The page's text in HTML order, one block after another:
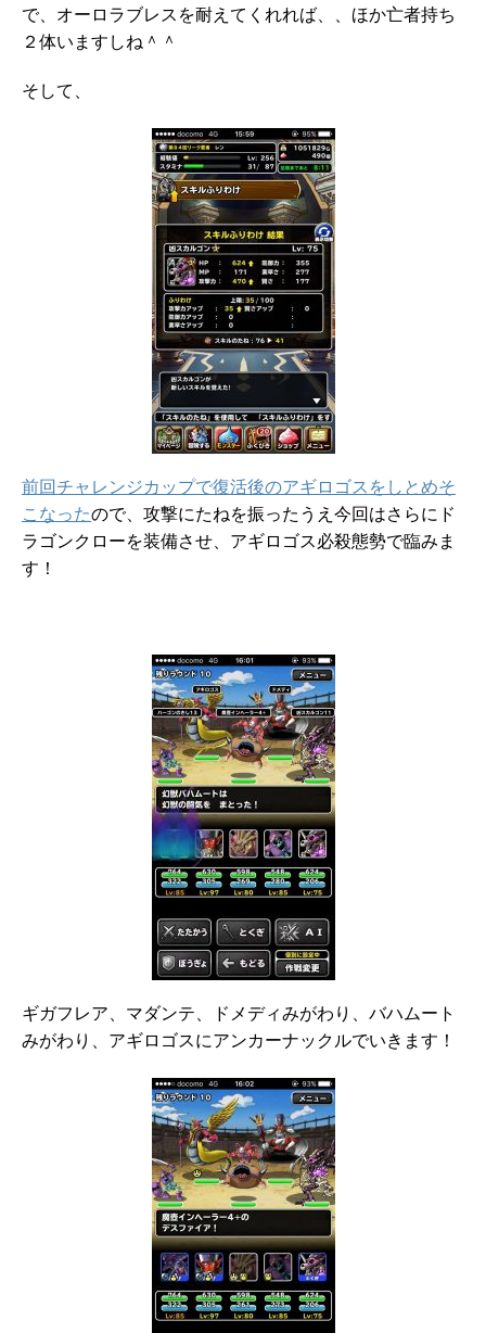
で、オーロラブレスを耐えてくれれば、、ほか亡者持ち
２体いますしね＾＾
そして、
前回チャレンジカップで復活後のアギロゴスをしとめそ
こなったので、攻撃にたねを振ったうえ今回はさらにド
ラゴンクローを装備させ、アギロゴス必殺態勢で臨みま
す！
ギガフレア、マダンテ、ドメディみがわり、バハムート
みがわり、アギロゴスにアンカーナックルでいきます！